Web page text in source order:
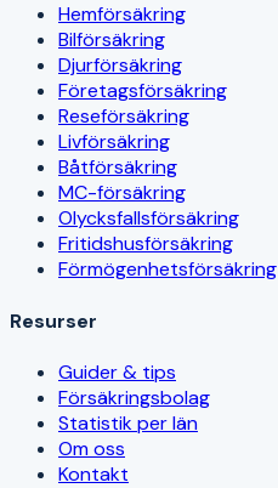
Hemförsäkring
Bilförsäkring
Djurförsäkring
Företagsförsäkring
Reseförsäkring
Livförsäkring
Båtförsäkring
MC-försäkring
Olycksfallsförsäkring
Fritidshusförsäkring
Förmögenhetsförsäkring
Resurser
Guider & tips
Försäkringsbolag
Statistik per län
Om oss
Kontakt